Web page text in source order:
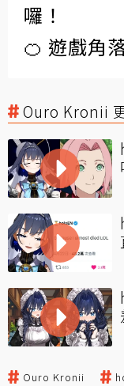
囉！
🍊 遊戲角
Ouro Kronii
Ouro Kronii